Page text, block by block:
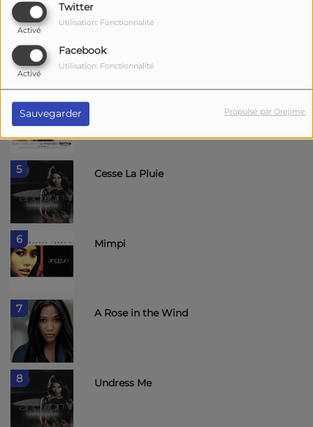
Twitter
Activé
Utilisation: Fonctionnalité
Facebook
Activé
Utilisation: Fonctionnalité
Sauvegarder Propulsé par Orejime
3
4
5 Cesse La Pluie
6 Mimpi
7 A Rose in the Wind
8 Undress Me